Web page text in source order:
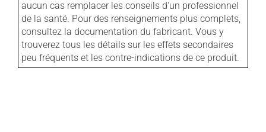
aucun cas remplacer les conseils d'un professionnel
de la santé. Pour des renseignements plus complets,
consultez la documentation du fabricant. Vous y
trouverez tous les détails sur les effets secondaires
peu fréquents et les contre-indications de ce produit.